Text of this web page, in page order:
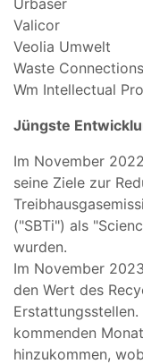
Valicor
Veolia Umwelt
Waste
Wm Intellectual
Jüngste
Im November
seine Ziele zur
("SBTi") als
wurden.
Im November
den Wert des
kommenden
hinzukommen,